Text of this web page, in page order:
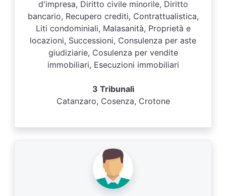
d'impresa, Diritto civile minorile, Diritto
bancario, Recupero crediti, Contrattualistica,
Liti condominiali, Malasanità, Proprietà e
locazioni, Successioni, Consulenza per aste
giudiziarie, Cosulenza per vendite
immobiliari, Esecuzioni immobiliari
3 Tribunali
Catanzaro, Cosenza, Crotone